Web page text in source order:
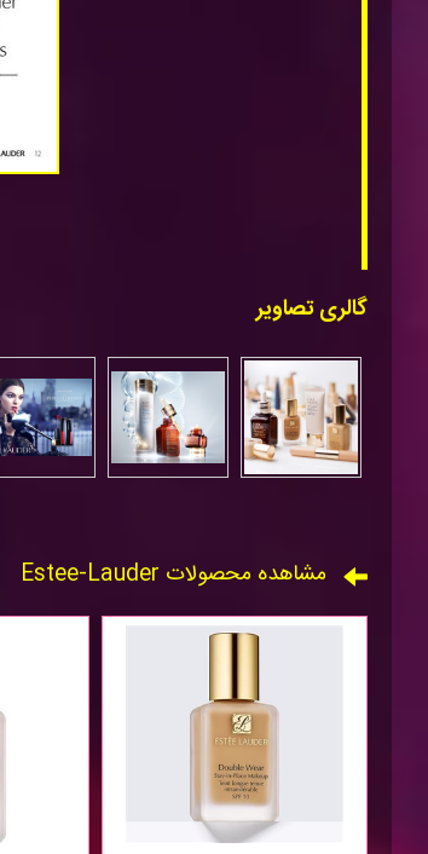
گالری تصاویر
مشاهده محصولات Estee-Lauder